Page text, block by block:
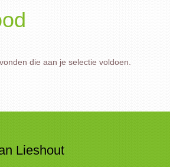
die aan je selectie voldoen.
Lieshout